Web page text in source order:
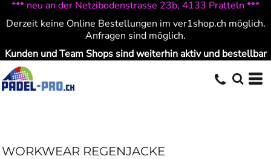
*** neu an der Netzibodenstrasse 23b, 4133 Pratteln ***
Derzeit keine Online Bestellungen im ver1shop.ch möglich.
Anfragen sind möglich.
Kunden und Team Shops sind weiterhin aktiv und bestellbar
WORKWEAR REGENJACKE